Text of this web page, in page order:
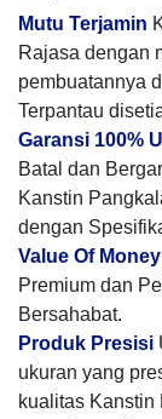
Mutu Terjamin
Rajasa dengan
pembuatannya
Terpantau
Garansi 100%
Batal dan
Kanstin
dengan
Value Of Money
Premium dan
Bersahabat.
Produk Presisi
ukuran yang
kualitas